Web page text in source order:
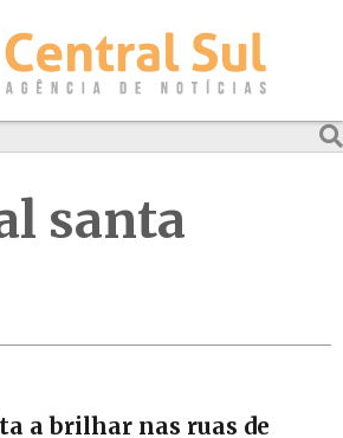
santa
a brilhar nas ruas de